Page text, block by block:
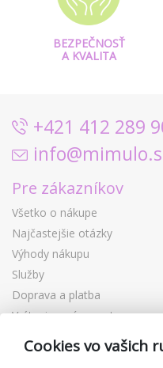
BEZPEČNOSŤ
A KVALITA
+421 412 289
Pre zákazníkov
Všetko o nákupe
Najčastejšie otázky
Výhody nákupu
Služby
Doprava a platba
Vrátenie a výmena tovaru
Reklamácia
Darčekové poukážky
Cookies vo vašich